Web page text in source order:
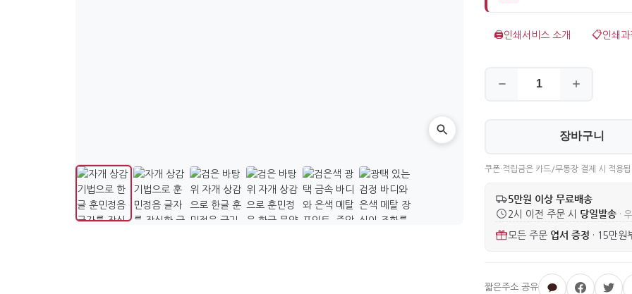
🖨️인쇄서비스 소개 📋인쇄
장바구니
쿠폰·적립금은 카드/무통장 결제 시 적용
5만원 이상 무료배송
2시 이전 주문 시 당일발송 ·
모든 주문 엽서 증정 · 15만원